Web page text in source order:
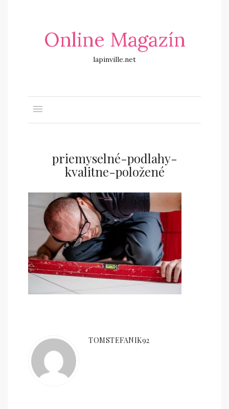
Online Magazín
lapinville.net
priemyselné-podlahy-
kvalitne-položené
TOMSTEFANIK92